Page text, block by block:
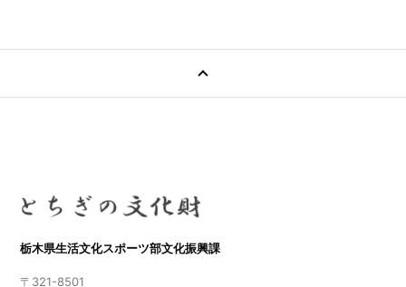
栃木県生活文化スポーツ部文化振興課
〒321-8501